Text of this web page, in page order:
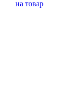
на товар